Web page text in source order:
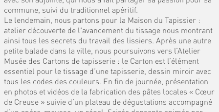
commune, suivi du traditionnel apéritif.
Le lendemain, nous partons pour la Maison du Tapissier :
atelier découverte de l'avancement du tissage nous montrant
ainsi tous les secrets du travail des lissiers. Après une autre
petite balade dans la ville, nous poursuivons vers l’Atelier
Musée des Cartons de tapisserie : le Carton est l’élément
essentiel pour le tissage d’une tapisserie, dessin miroir avec
tous les codes des couleurs. En fin de journée, présentation
en photos et vidéos de la fabrication des pâtes locales « Cœur
de Creuse » suivie d’un plateau de dégustations accompagné